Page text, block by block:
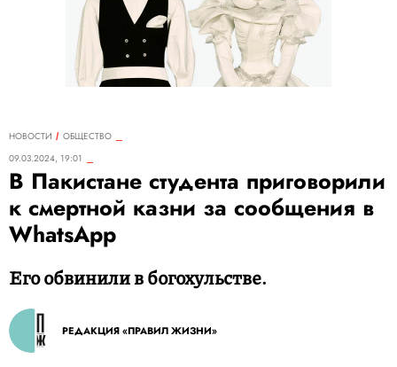
НОВОСТИ
ОБЩЕСТВО
09.03.2024, 19:01
В Пакистане студента приговорили
к смертной казни за сообщения в
WhatsApp
Его обвинили в богохульстве.
РЕДАКЦИЯ «ПРАВИЛ ЖИЗНИ»